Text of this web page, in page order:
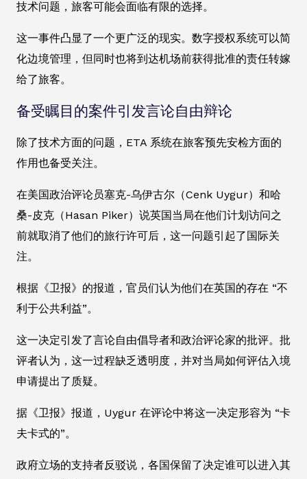
技术问题，旅客可能会面临有限的选择。
这一事件凸显了一个更广泛的现实。数字授权系统可以简
化边境管理，但同时也将到达机场前获得批准的责任转嫁
给了旅客。
备受瞩目的案件引发言论自由辩论
除了技术方面的问题，ETA 系统在旅客预先安检方面的
作用也备受关注。
在美国政治评论员塞克-乌伊古尔（Cenk Uygur）和哈
桑-皮克（Hasan Piker）说英国当局在他们计划访问之
前就取消了他们的旅行许可后，这一问题引起了国际关
注。
根据《卫报》的报道，官员们认为他们在英国的存在 “不
利于公共利益”。
这一决定引发了言论自由倡导者和政治评论家的批评。批
评者认为，这一过程缺乏透明度，并对当局如何评估入境
申请提出了质疑。
据《卫报》报道，Uygur 在评论中将这一决定形容为 “卡
夫卡式的”。
政府立场的支持者反驳说，各国保留了决定谁可以进入其